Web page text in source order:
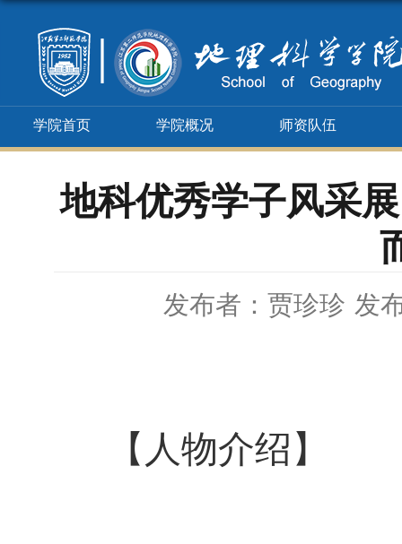
学院首页 学院概况 师资队伍
地科优秀学子风采
发布者：贾珍珍 发
【人物介绍 】